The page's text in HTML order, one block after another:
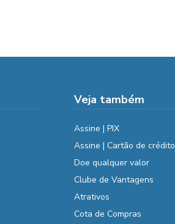
Veja também
Assine | PIX
Assine | Cartão de crédito
Doe qualquer valor
Clube de Vantagens
Atrativos
Cota de Compras